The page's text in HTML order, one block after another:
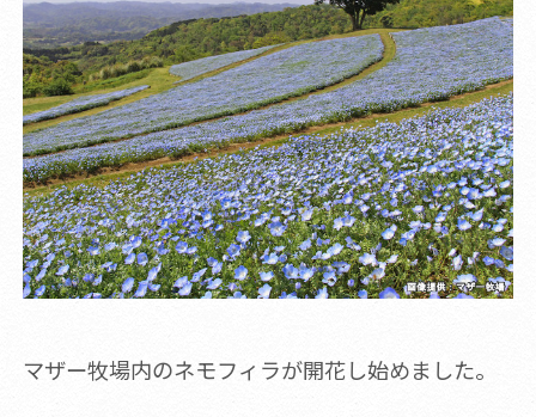
マザー牧場内のネモフィラが開花し始めました。